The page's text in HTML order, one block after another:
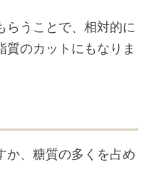
らうことで、相対的に
質のカットにもなりま
か、糖質の多くを占め